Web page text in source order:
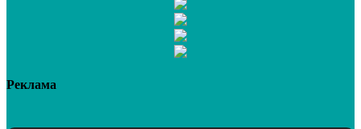
Реклама